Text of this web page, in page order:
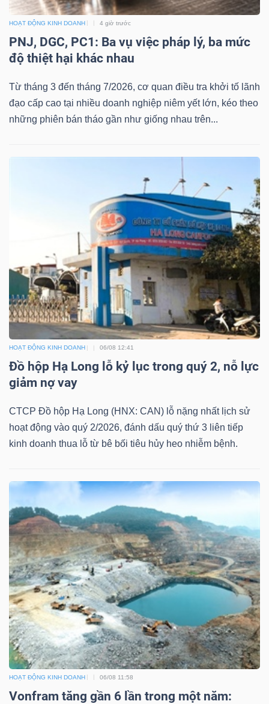
HOẠT ĐỘNG KINH DOANH 4 giờ trước
PNJ, DGC, PC1: Ba vụ việc pháp lý, ba mức
độ thiệt hại khác nhau
Từ tháng 3 đến tháng 7/2026, cơ quan điều tra khởi tố lãnh
đạo cấp cao tại nhiều doanh nghiệp niêm yết lớn, kéo theo
những phiên bán tháo gần như giống nhau trên...
HOẠT ĐỘNG KINH DOANH 06/08 12:41
Đồ hộp Hạ Long lỗ kỷ lục trong quý 2, nỗ lực
giảm nợ vay
CTCP Đồ hộp Hạ Long (HNX: CAN) lỗ nặng nhất lịch sử
hoạt động vào quý 2/2026, đánh dấu quý thứ 3 liên tiếp
kinh doanh thua lỗ từ bê bối tiêu hủy heo nhiễm bệnh.
HOẠT ĐỘNG KINH DOANH 06/08 11:58
Vonfram tăng gần 6 lần trong một năm:
YẾU
DÙNG
TÀI
CHÍNH
CÔNG
NGHỆ
THÔNG
DỊCH
VỤ
TRUYỀN
THÔNG
TIỆN
ÍCH